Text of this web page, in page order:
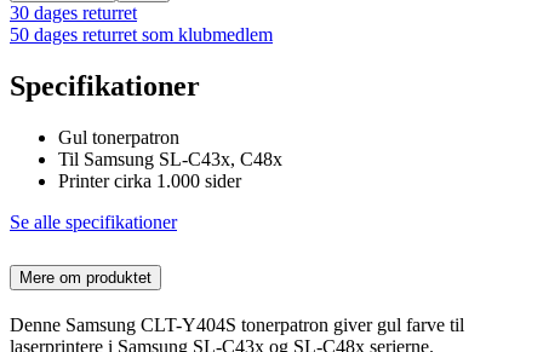
30 dages returret
50 dages returret som klubmedlem
Specifikationer
Gul tonerpatron
Til Samsung SL-C43x, C48x
Printer cirka 1.000 sider
Se alle specifikationer
Mere om produktet
Denne Samsung CLT-Y404S tonerpatron giver gul farve til
laserprintere i Samsung SL-C43x og SL-C48x serierne.